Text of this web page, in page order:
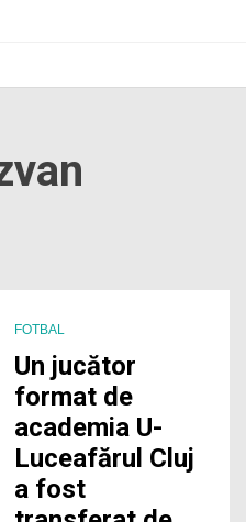
FOTBAL
Un jucător
format de
academia U-
Luceafărul Cluj
a fost